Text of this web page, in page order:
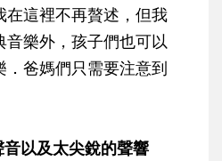
在這裡不再贅述，但我
樂外，孩子們也可以
爸媽們只需要注意到
以及太尖銳的聲響